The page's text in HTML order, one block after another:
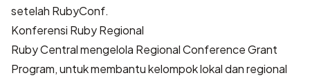
setelah RubyConf.
Konferensi Ruby Regional
Ruby Centralmengelola Regional Conference Grant
Program, untuk membantu kelompok lokal dan regional